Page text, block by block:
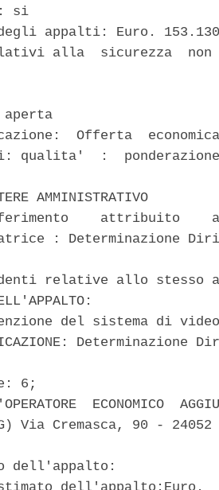
si
appalti: Euro.
alla  sicurezza
aperta
Offerta
qualita'  :
AMMINISTRATIVO
attribuito
: Determinazione
relative allo stesso
del sistema di
Determinazione
6;
ECONOMICO
Via Cremasca, 90 - 24052
dell'appalto: